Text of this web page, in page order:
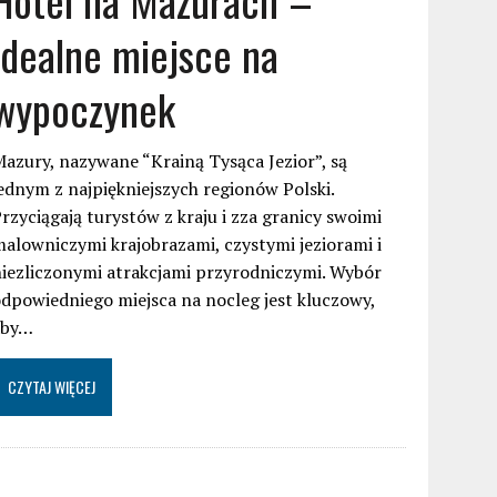
miejsce na
nazywane “Krainą Tysąca Jezior”, są
z najpiękniejszych regionów Polski.
turystów z kraju i zza granicy swoimi
krajobrazami, czystymi jeziorami i
atrakcjami przyrodniczymi. Wybór
miejsca na nocleg jest kluczowy,
CZYTAJ WIĘCEJ